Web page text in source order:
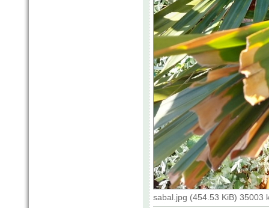
sabal.jpg (454.53 KiB) 35003